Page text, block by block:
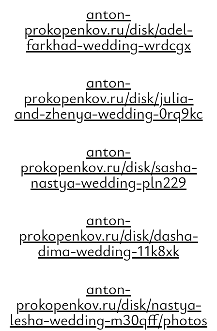
anton-
prokopenkov.ru/disk/adel-
farkhad-wedding-wrdcgx
anton-
prokopenkov.ru/disk/julia-
and-zhenya-wedding-0rq9kc
anton-
prokopenkov.ru/disk/sasha-
nastya-wedding-pln229
anton-
prokopenkov.ru/disk/dasha-
dima-wedding-11k8xk
anton-
prokopenkov.ru/disk/nastya-
lesha-wedding-m30qff/photos